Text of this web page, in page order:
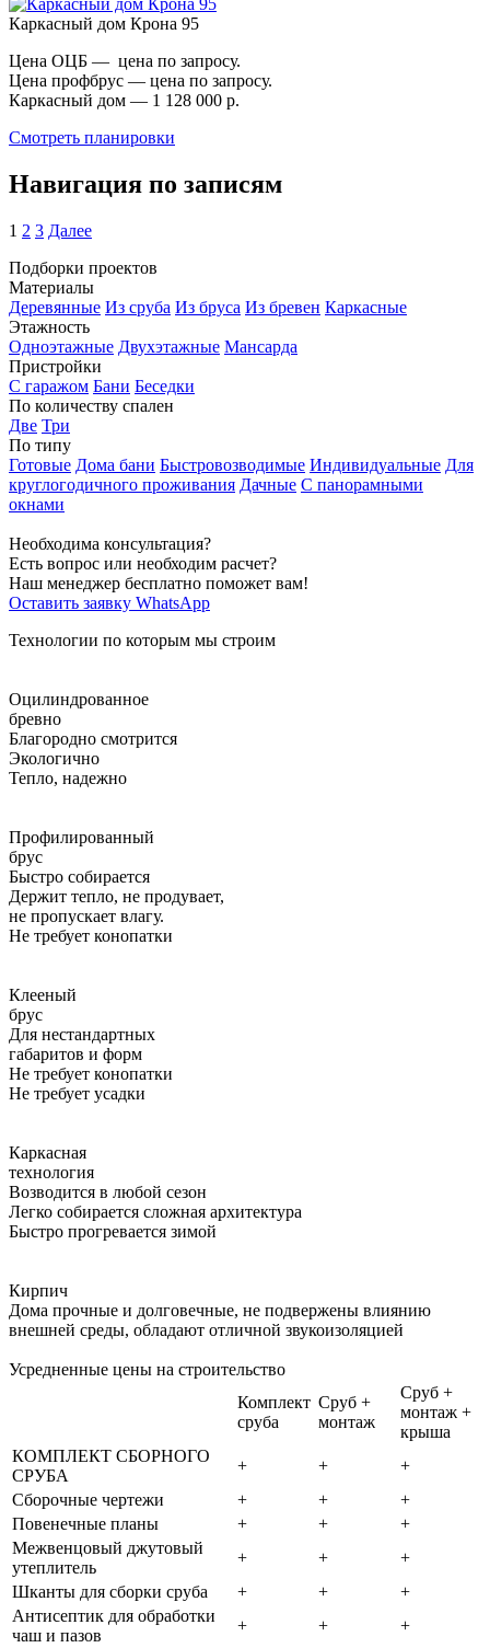
Каркасный дом Крона 95
Цена ОЦБ — цена по запросу.
Цена профбрус — цена по запросу.
Каркасный дом — 1 128 000 р.
Смотреть планировки
Навигация по записям
1 2 3 Далее
Подборки проектов
Материалы
Деревянные Из сруба Из бруса Из бревен Каркасные
Этажность
Одноэтажные Двухэтажные Мансарда
Пристройки
С гаражом Бани Беседки
По количеству спален
Две Три
По типу
Готовые Дома бани Быстровозводимые Индивидуальные Для
круглогодичного проживания Дачные С панорамными
окнами
Необходима консультация?
Есть вопрос или необходим расчет?
Наш менеджер бесплатно поможет вам!
Оставить заявку WhatsApp
Технологии по которым мы строим
Оцилиндрованное
бревно
Благородно смотрится
Экологично
Тепло, надежно
Профилированный
брус
Быстро собирается
Держит тепло, не продувает,
не пропускает влагу.
Не требует конопатки
Клееный
брус
Для нестандартных
габаритов и форм
Не требует конопатки
Не требует усадки
Каркасная
технология
Возводится в любой сезон
Легко собирается сложная архитектура
Быстро прогревается зимой
Кирпич
Дома прочные и долговечные, не подвержены влиянию
внешней среды, обладают отличной звукоизоляцией
Усредненные цены на строительство
Комплект
сруба
Сруб +
монтаж
Сруб +
монтаж +
крыша
КОМПЛЕКТ СБОРНОГО
СРУБА
+ +
+
Сборочные чертежи
+ +
+
Повенечные планы
+ +
+
Межвенцовый джутовый
утеплитель
+ +
+
Шканты для сборки сруба
+ +
+
Антисептик для обработки
чаш и пазов
+ +
+